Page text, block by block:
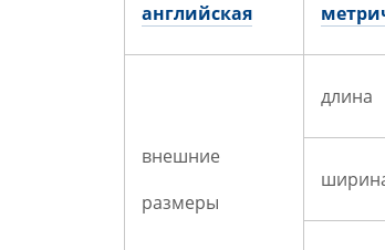
английская
внешние
размеры
длина